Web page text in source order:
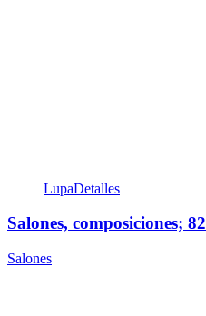
LupaDetalles
Salones, composiciones; 82
Salones